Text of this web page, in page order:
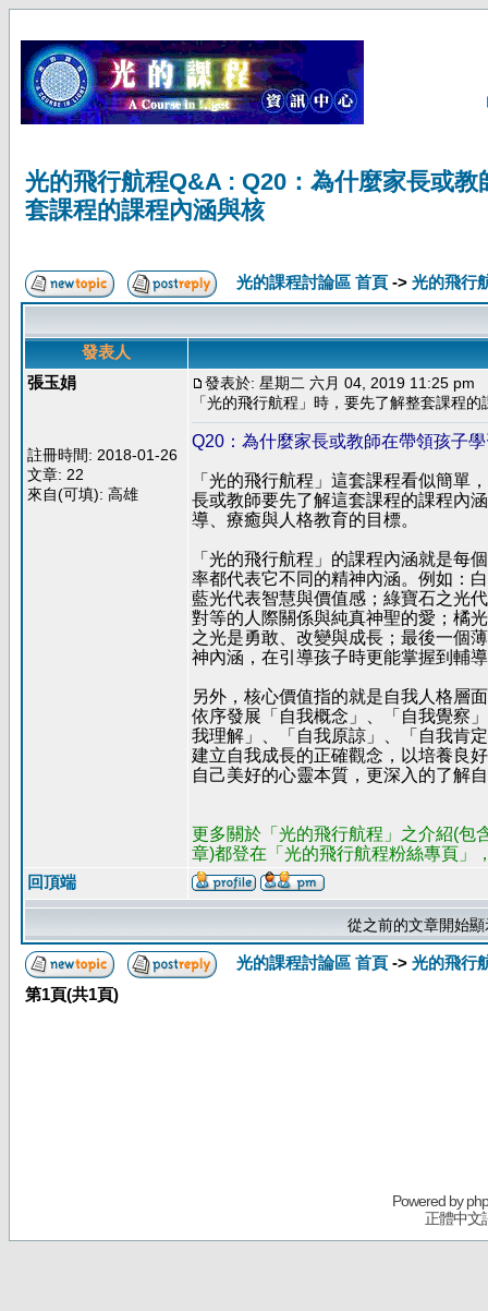
光的飛行航程Q&A : Q20：為什麼家長或
套課程的課程內涵與核
光的課程討論區 首頁 -> 光的飛行
發表人
張玉娟
註冊時間: 2018-01-26
文章: 22
來自(可填): 高雄
發表於: 星期二 六月 04, 2019 11:25 pm
「光的飛行航程」時，要先了解整套課程
Q20：為什麼家長或教師在帶領孩子
「光的飛行航程」這套課程看似簡單
長或教師要先了解這套課程的課程內
導、療癒與人格教育的目標。
「光的飛行航程」的課程內涵就是每
率都代表它不同的精神內涵。例如：
藍光代表智慧與價值感；綠寶石之光
對等的人際關係與純真神聖的愛；橘
之光是勇敢、改變與成長；最後一個
神內涵，在引導孩子時更能掌握到輔
另外，核心價值指的就是自我人格層
依序發展「自我概念」、「自我覺察
我理解」、「自我原諒」、「自我肯
建立自我成長的正確觀念，以培養良
自己美好的心靈本質，更深入的了解
更多關於「光的飛行航程」之介紹(包
章)都登在「光的飛行航程粉絲專頁」
回頂端
從之前的文章開始
光的課程討論區 首頁 -> 光的飛行
第1頁(共1頁)
Powered by
正體中文